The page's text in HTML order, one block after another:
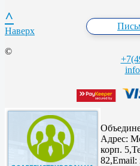
^
Наверх
©
Адрес:
корп. 5,
82,Email: